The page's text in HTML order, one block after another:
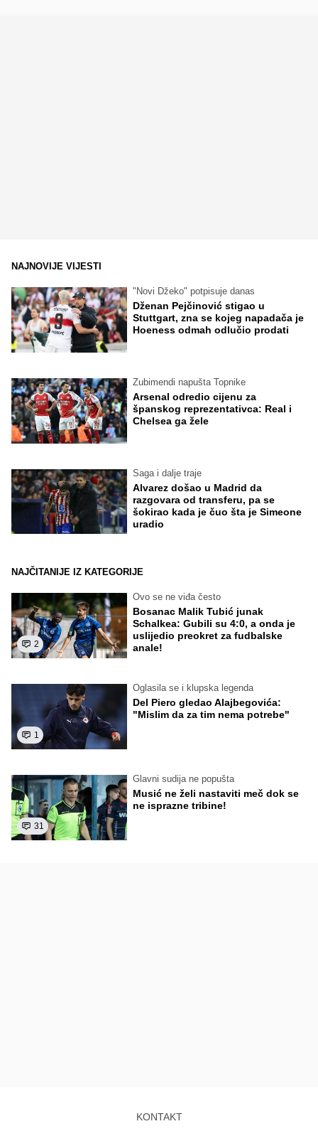
NAJNOVIJE VIJESTI
"Novi Džeko" potpisuje danas
Dženan Pejčinović stigao u
Stuttgart, zna se kojeg napadača je
Hoeness odmah odlučio prodati
Zubimendi napušta Topnike
Arsenal odredio cijenu za
španskog reprezentativca: Real i
Chelsea ga žele
Saga i dalje traje
Alvarez došao u Madrid da
razgovara od transferu, pa se
šokirao kada je čuo šta je Simeone
uradio
NAJČITANIJE IZ KATEGORIJE
2
Ovo se ne viđa često
Bosanac Malik Tubić junak
Schalkea: Gubili su 4:0, a onda je
uslijedio preokret za fudbalske
anale!
1
Oglasila se i klupska legenda
Del Piero gledao Alajbegovića:
"Mislim da za tim nema potrebe"
31
Glavni sudija ne popušta
Musić ne želi nastaviti meč dok se
ne isprazne tribine!
KONTAKT